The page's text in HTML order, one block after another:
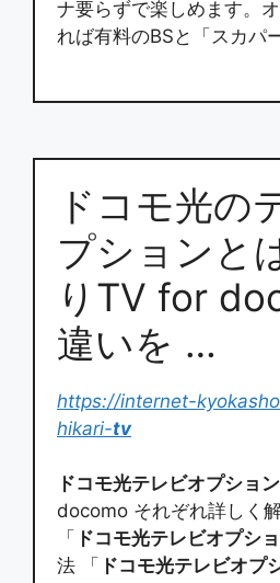
ナ要らずで楽しめます。
れば有料のBSと「スカパ
ドコモ光の
プションと
りTV for
違いを …
https://internet-
hikari-tv
ドコモ光テレビオプション
docomo それぞれ詳しく
「 ドコモ光テレビオプシ
法 「 ドコモ光テレビオプ